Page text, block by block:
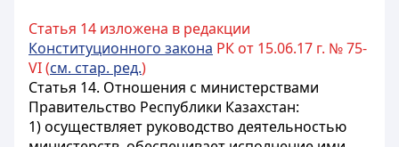
Статья 14 изложена в редакции
Конституционного закона РК от 15.06.17 г. № 75-
VI (см. стар. ред.)
Статья 14. Отношения с министерствами
Правительство Республики Казахстан:
1) осуществляет руководство деятельностью